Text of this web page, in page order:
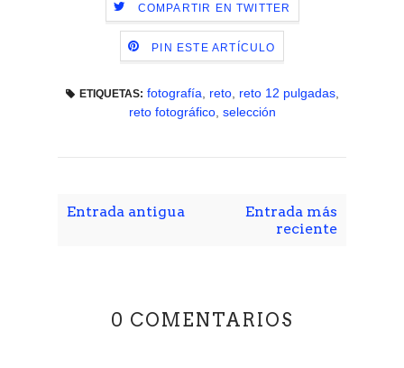
COMPARTIR EN TWITTER
PIN ESTE ARTÍCULO
ETIQUETAS: fotografía, reto, reto 12 pulgadas,
reto fotográfico, selección
Entrada más
reciente
Entrada antigua
0 COMENTARIOS